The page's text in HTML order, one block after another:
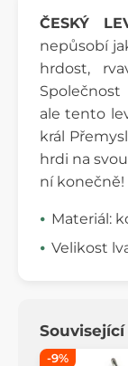
ČESKÝ
nepůsobí
hrdost,
ale tento
král
hrdi na
ní konečně!
Materiál:
Velikost
-9%